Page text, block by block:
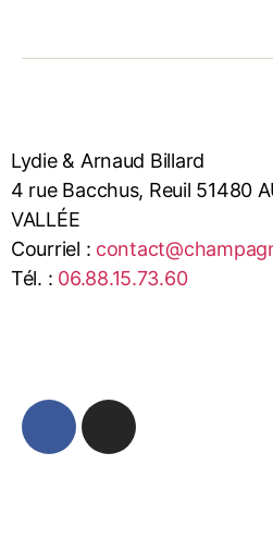
Lydie & Arnaud Billard
4 rue Bacchus, Reuil 51480
VALLÉE
Courriel :
Tél. : 06.88.15.73.60